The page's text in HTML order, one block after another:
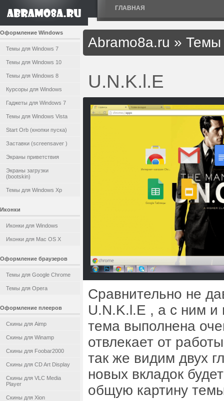
ГЛАВНАЯ
Оформление Windows
Темы для Windows 7
Темы для Windows 10
Темы для Windows 8
Курсоры для Windows
Гаджеты для Windows 7
Темы для Windows Vista
Start Orb (кнопки пуска)
Заставки (screensaver )
Экраны приветствия
Экраны загрузки
(bootskin)
Темы для Windows Xp
Иконки
Иконки для Windows
Иконки для Mac OS X
Оформление браузеров
Темы для Google Chrome
Темы для Opera
Оформление плееров
Скины для Aimp
Скины для Winamp
Скины для Foobar2000
Скины для CD Art Display
Скины для VLC Media
Player
Скины для Xion
Abramo8a.ru » Темы
U.N.K.l.E
Сравнительно не
U.N.K.l.E , а с ним
тема выполнена
отвлекает от
так же видим двух
новых вкладок
общую картину